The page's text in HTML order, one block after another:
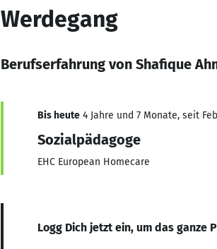
Werdegang
Berufserfahrung von Shafique
Bis heute 4 Jahre und 7 Monate, seit
Sozialpädagoge
EHC European Homecare
Logg Dich jetzt ein, um das ganze